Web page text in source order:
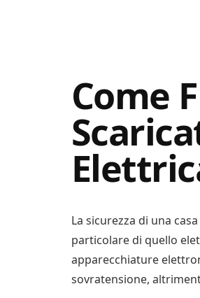
Come
La sicurezza di una
particolare di quello
apparecchiature
sovratensione,